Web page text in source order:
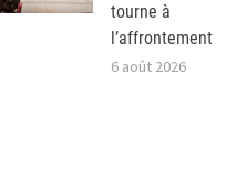
tourne à
l’affrontement
6 août 2026